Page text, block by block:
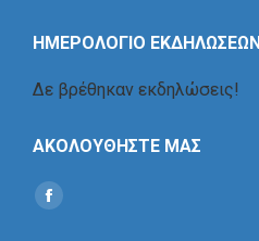
ΗΜΕΡΟΛΟΓΙΟ
Δε βρέθηκαν εκδηλώσεις!
ΑΚΟΛΟΥΘΗΣΤΕ ΜΑΣ
Find us on:
Social